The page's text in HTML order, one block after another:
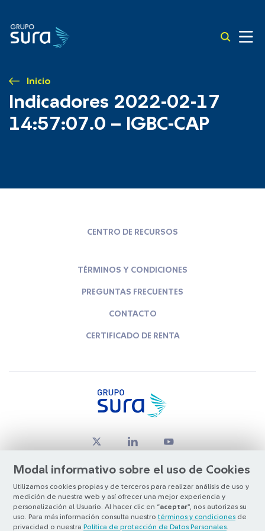
Inicio
Indicadores 2022-02-17
14:57:07.0 – IGBC-CAP
Modal informativo sobre el uso de Cookies
Utilizamos cookies propias y de terceros para realizar análisis de uso y
medición de nuestra web y así ofrecer una mejor experiencia y
personalización al Usuario. Al hacer clic en “aceptar”, nos autorizas su
uso. Para más información consulta nuestro términos y condiciones de
privacidad o nuestra Política de protección de Datos Personales
CENTRO DE RECURSOS
TÉRMINOS Y CONDICIONES
PREGUNTAS FRECUENTES
CONTACTO
CERTIFICADO DE RENTA
© Copyright Grupo SURA 2026